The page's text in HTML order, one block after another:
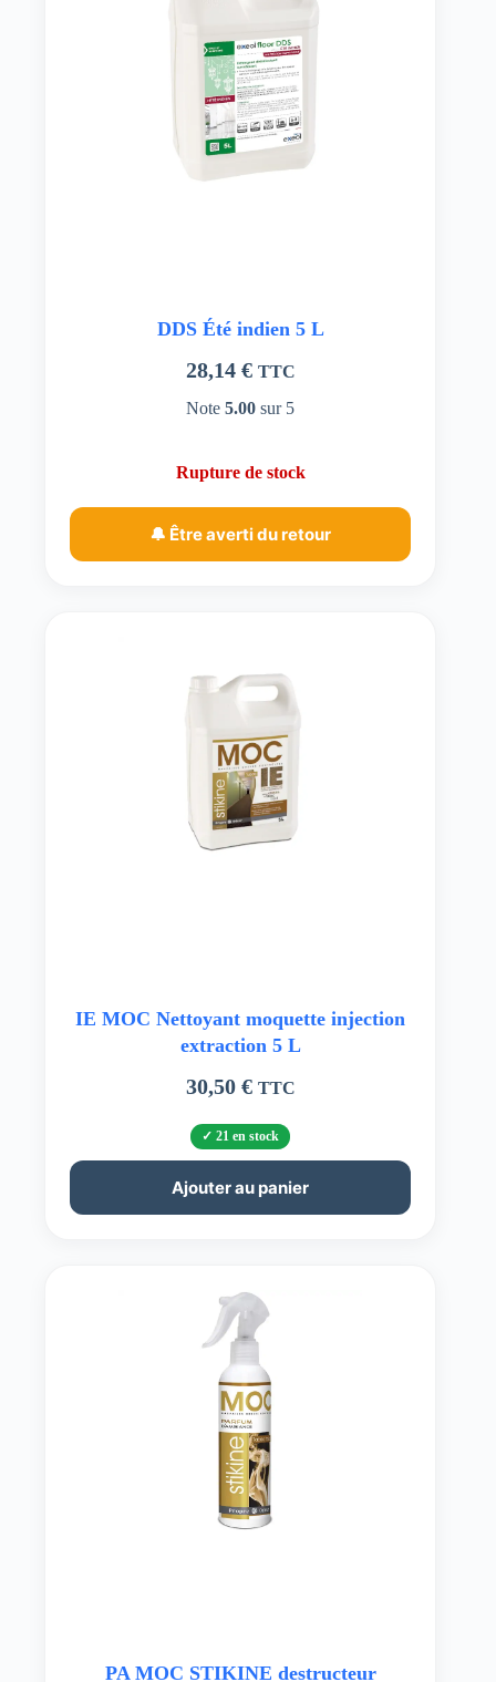
DDS Été indien 5 L
28,14 € TTC
Note5.00 sur 5
Rupture de stock
🔔 Être averti du retour
IE MOC Nettoyant moquette injection
extraction 5 L
30,50 € TTC
21 en stock
Ajouter au panier
PA MOC STIKINE destructeur